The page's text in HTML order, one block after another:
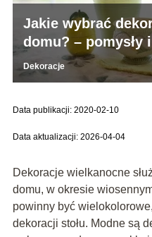
Jakie wybrać
domu? – pomysły
Dekoracje
Data publikacji: 2020-02-10
Data aktualizacji: 2026-04-04
Dekoracje wielkanocne
domu, w okresie
powinny być
dekoracji stołu. Modne są